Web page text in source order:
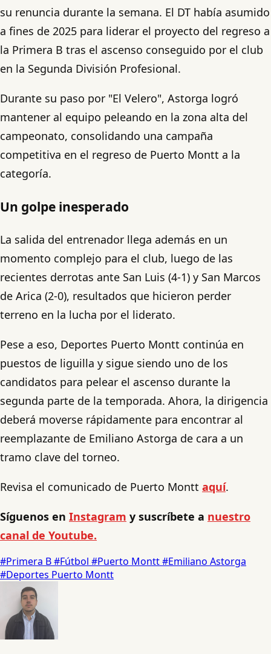
su renuncia durante la semana. El DT había asumido
a fines de 2025 para liderar el proyecto del regreso a
la Primera B tras el ascenso conseguido por el club
en la Segunda División Profesional.
Durante su paso por "El Velero", Astorga logró
mantener al equipo peleando en la zona alta del
campeonato, consolidando una campaña
competitiva en el regreso de Puerto Montt a la
categoría.
Un golpe inesperado
La salida del entrenador llega además en un
momento complejo para el club, luego de las
recientes derrotas ante San Luis (4-1) y San Marcos
de Arica (2-0), resultados que hicieron perder
terreno en la lucha por el liderato.
Pese a eso, Deportes Puerto Montt continúa en
puestos de liguilla y sigue siendo uno de los
candidatos para pelear el ascenso durante la
segunda parte de la temporada. Ahora, la dirigencia
deberá moverse rápidamente para encontrar al
reemplazante de Emiliano Astorga de cara a un
tramo clave del torneo.
Revisa el comunicado de Puerto Montt aquí.
Síguenos en Instagram y suscríbete a nuestro
canal de Youtube.
#Primera B#Fútbol #Puerto Montt#Emiliano Astorga
#Deportes Puerto Montt